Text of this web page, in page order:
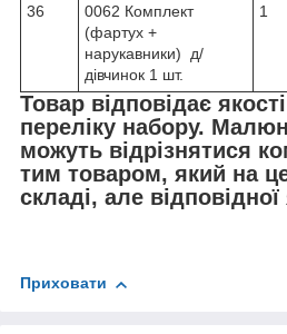
36
0062 Комплект
(фартух +
нарукавники) д/
дівчинок 1 шт.
1
Товар відповідає
переліку набору.
можуть відрізнятися
тим товаром, який на
складі, але
Приховати